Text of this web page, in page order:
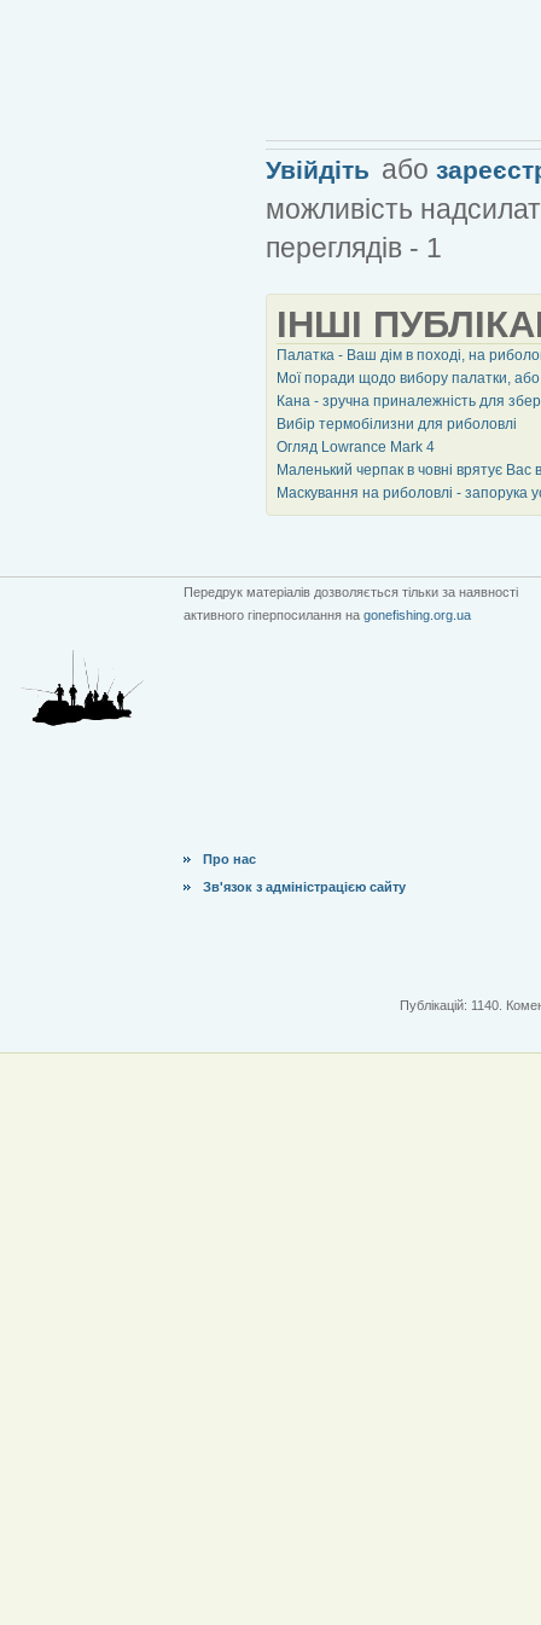
Увійдіть або
можливість
переглядів - 1
ІНШІ
Палатка - Ваш дім в поході, на
Мої поради щодо вибору палатки, або
Кана - зручна приналежність для
Вибір термобілизни для риболовлі
Огляд Lowrance Mark 4
Маленький черпак в човні врятує Вас
Маскування на риболовлі - запорука
Передрук матеріалів дозволяється тільки за наявності
активного гіперпосилання на gonefishing.org.ua
Про нас
Зв'язок з адміністрацією сайту
Публікацій: 1140.